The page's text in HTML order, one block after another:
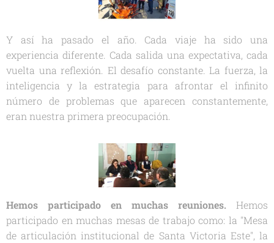
Y así ha pasado el año. Cada viaje ha sido una
experiencia diferente. Cada salida una expectativa, cada
vuelta una reflexión. El desafío constante. La fuerza, la
inteligencia y la estrategia para afrontar el infinito
número de problemas que aparecen constantemente,
eran nuestra primera preocupación.
Hemos participado en muchas reuniones. Hemos
participado en muchas mesas de trabajo como: la "Mesa
de articulación institucional de Santa Victoria Este", la